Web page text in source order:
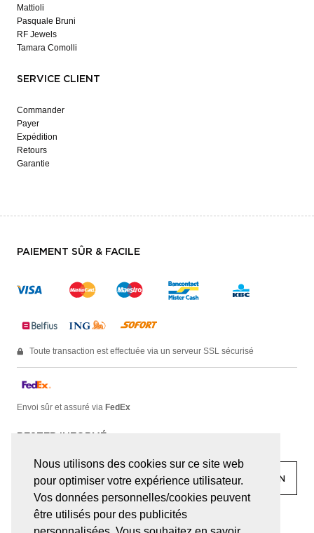
Nous utilisons des cookies sur ce site web
pour optimiser votre expérience utilisateur.
Vos données personnelles/cookies peuvent
être utilisés pour des publicités
Mattioli
Pasquale Bruni
RF Jewels
Tamara Comolli
SERVICE CLIENT
Commander
Payer
Expédition
Retours
Garantie
PAIEMENT SÛR & FACILE
Toute transaction est effectuée via un serveur SSL sécurisé
Envoi sûr et assuré via FedEx
RESTER INFORMÉ
facebook linkedin